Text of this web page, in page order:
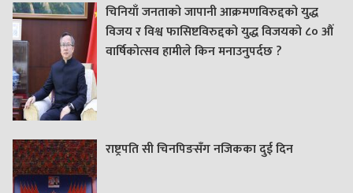
चिनियाँ जनताको जापानी आक्रमणविरुद्दको युद्ध
विजय र विश्व फासिष्टविरुद्दको युद्ध विजयको ८० औं
वार्षिकोत्सव हामीले किन मनाउनुपर्दछ ?
राष्ट्रपति सी चिनपिङसँग नजिकका दुई दिन